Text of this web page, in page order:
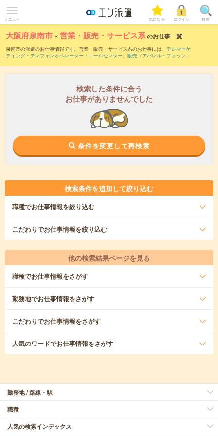
メニュー 気になる! ログイン 検索
大阪府泉南市 ×営業・販売・サービス系のお仕事一覧
泉南市の派遣のお仕事情報です。営業・販売・サービス系のお仕事には、 テレマーケ
ティング・テレフォンオペレーター・コールセンター、 販売（アパレル・ファッショ
検索した条件に合う
お仕事がありませんでした
条件を変更して再検索
検索条件を追加して絞り込む
職種でお仕事情報を絞り込む
こだわりでお仕事情報を絞り込む
他の検索結果ページを見る
職種でお仕事情報をさがす
勤務地でお仕事情報をさがす
こだわりでお仕事情報をさがす
人気のワードでお仕事情報をさがす
勤務地 / 路線・駅
職種
人気の検索インデックス